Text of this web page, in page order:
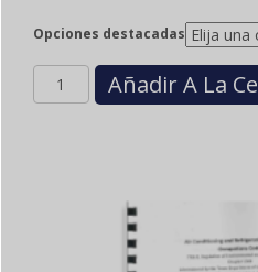
$321.00
Opciones destacadas
Cantidad
UNIFORM Añadir A La